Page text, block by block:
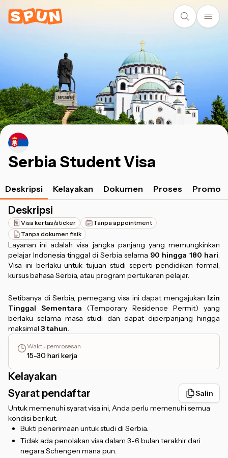
Serbia Student Visa
Deskripsi Kelayakan Dokumen Proses Promo
Deskripsi
Visa kertas/sticker
Tanpa appointment
Tanpa dokumen fisik
Layanan ini adalah visa jangka panjang yang memungkinkan
pelajar Indonesia tinggal di Serbia selama 90 hingga 180 hari.
Visa ini berlaku untuk tujuan studi seperti pendidikan formal,
kursus bahasa Serbia, atau program pertukaran pelajar.
Setibanya di Serbia, pemegang visa ini dapat mengajukan Izin
Tinggal Sementara (Temporary Residence Permit) yang
berlaku selama masa studi dan dapat diperpanjang hingga
maksimal 3 tahun.
Waktu pemrosesan:
15-30 hari kerja
Kelayakan
Syarat pendaftar
Salin
Untuk memenuhi syarat visa ini, Anda perlu memenuhi semua
kondisi berikut:
Bukti penerimaan untuk studi di Serbia.
Tidak ada penolakan visa dalam 3-6 bulan terakhir dari
negara Schengen mana pun.